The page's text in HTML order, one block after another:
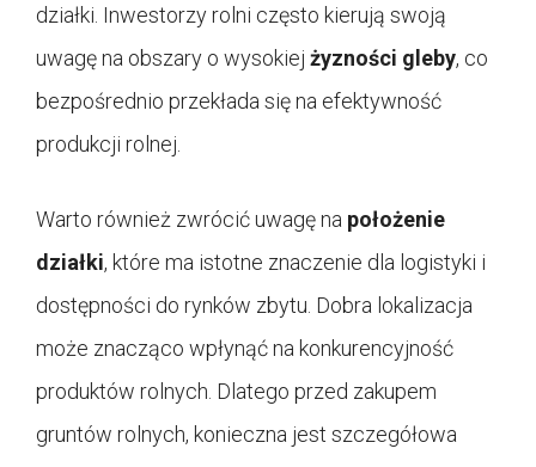
działki. Inwestorzy rolni często kierują swoją
uwagę na obszary o wysokiej żyzności gleby, co
bezpośrednio przekłada się na efektywność
produkcji rolnej.
Warto również zwrócić uwagę na położenie
działki, które ma istotne znaczenie dla logistyki i
dostępności do rynków zbytu. Dobra lokalizacja
może znacząco wpłynąć na konkurencyjność
produktów rolnych. Dlatego przed zakupem
gruntów rolnych, konieczna jest szczegółowa